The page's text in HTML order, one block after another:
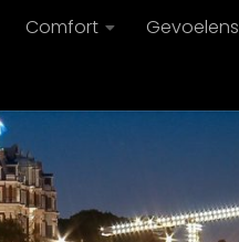
Comfort Gevoelens